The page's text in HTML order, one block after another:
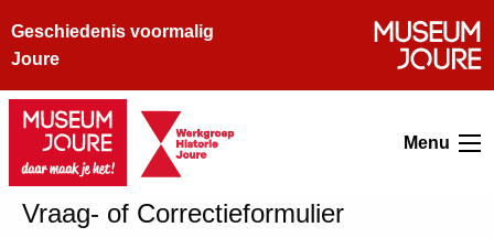
Geschiedenis voormalig
Joure
Menu
Vraag- of Correctieformulier